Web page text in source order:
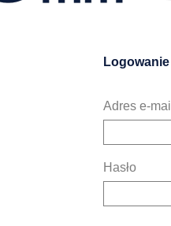
Logowanie
Adres e-mail
Hasło